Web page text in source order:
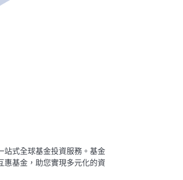
站式全球基金投資服務。基金
基金，助您實現多元化的資